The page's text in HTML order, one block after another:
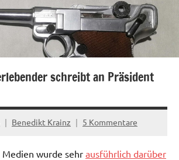
schreibt an Präsident
Benedikt Krainz 5 Kommentare
wurde sehr ausführlich darüber